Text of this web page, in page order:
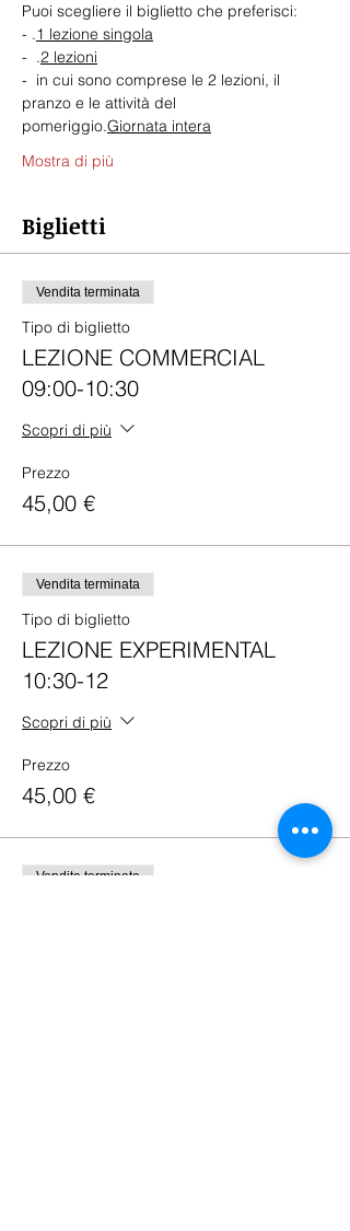
Puoi scegliere il biglietto che preferisci:
- .1 lezione singola
- .2 lezioni
- in cui sono comprese le 2 lezioni, il
pranzo e le attività del
pomeriggio.Giornata intera
Mostra di più
Biglietti
Vendita terminata
Tipo di biglietto
LEZIONE COMMERCIAL
09:00-10:30
Scopri di più
Prezzo
45,00 €
Vendita terminata
Tipo di biglietto
LEZIONE EXPERIMENTAL
10:30-12
Scopri di più
Prezzo
45,00 €
Vendita terminata